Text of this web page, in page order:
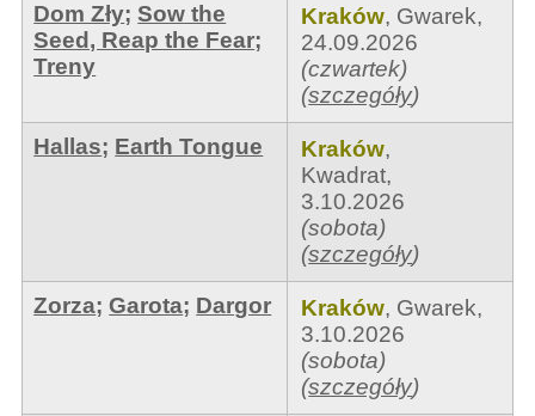
Dom Zły;Sow the
Seed, Reap the Fear;
Treny
Kraków, Gwarek,
24.09.2026
(czwartek)
(szczegóły)
Hallas; Earth Tongue Kraków,
Kwadrat,
3.10.2026
(sobota)
(szczegóły)
Zorza;Garota; Dargor Kraków, Gwarek,
3.10.2026
(sobota)
(szczegóły)